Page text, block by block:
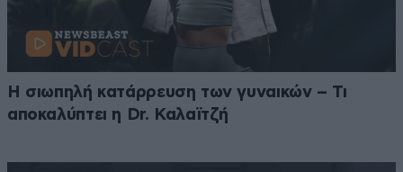
Η σιωπηλή κατάρρευση των γυναικών – Τι
αποκαλύπτει η Dr. Καλαϊτζή